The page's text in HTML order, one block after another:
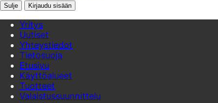
Sulje
Yritys
Uutiset
Yhteystiedot
Tietosuoja
Etusivu
Käyttöalueet
Tuotteet
Valaistussuunnittelu